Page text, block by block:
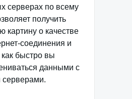
серверах по всему
получить
картину о качестве
соединения и
быстро вы
данными с